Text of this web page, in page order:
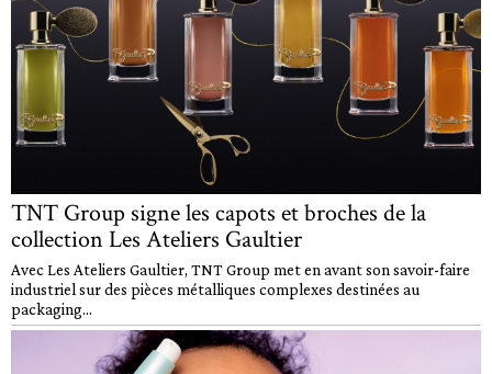
TNT Group signe les capots et broches de la
collection Les Ateliers Gaultier
Avec Les Ateliers Gaultier, TNT Group met en avant son savoir-faire
industriel sur des pièces métalliques complexes destinées au
packaging...